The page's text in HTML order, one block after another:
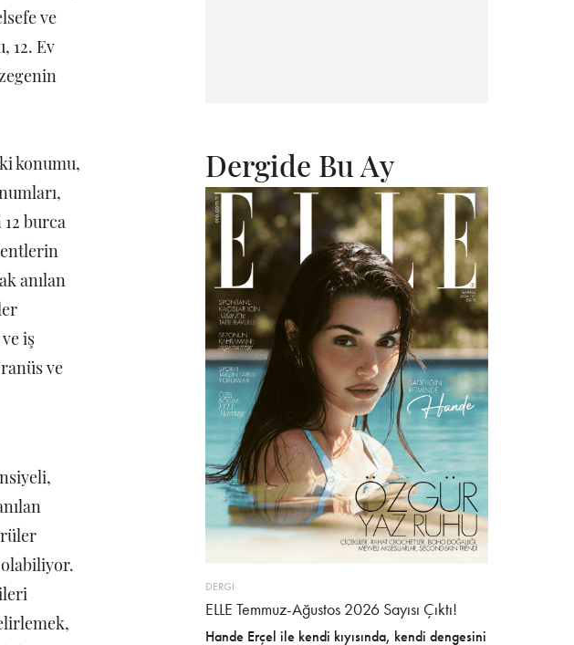
ve
12. Ev
konumu,
burca
anılan
iş
ve
Dergide Bu Ay
DERGİ
ELLE Temmuz-Ağustos 2026 Sayısı Çıktı!
Hande Erçel ile kendi kıyısında, kendi dengesini